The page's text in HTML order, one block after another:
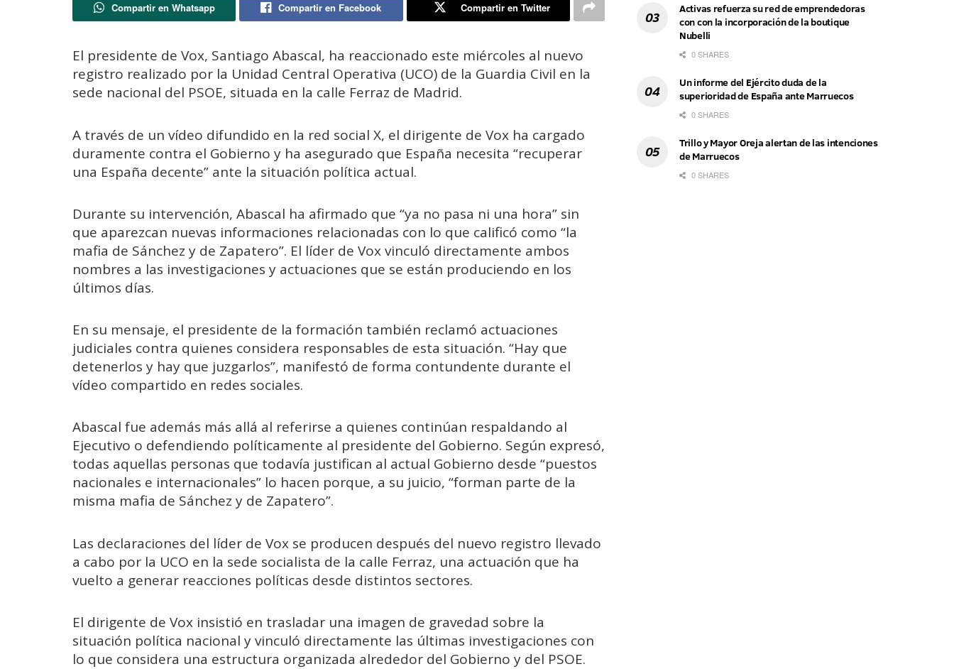
Compartir en Whatsapp Compartir en Facebook Compartir en Twitter
El presidente de Vox, Santiago Abascal, ha reaccionado este miércoles al nuevo
registro realizado por la Unidad Central Operativa (UCO) de la Guardia Civil en la
sede nacional del PSOE, situada en la calle Ferraz de Madrid.
A través de un vídeo difundido en la red social X, el dirigente de Vox ha cargado
duramente contra el Gobierno y ha asegurado que España necesita “recuperar
una España decente” ante la situación política actual.
Durante su intervención, Abascal ha afirmado que “ya no pasa ni una hora” sin
que aparezcan nuevas informaciones relacionadas con lo que calificó como “la
mafia de Sánchez y de Zapatero”. El líder de Vox vinculó directamente ambos
nombres a las investigaciones y actuaciones que se están produciendo en los
últimos días.
En su mensaje, el presidente de la formación también reclamó actuaciones
judiciales contra quienes considera responsables de esta situación. “Hay que
detenerlos y hay que juzgarlos”, manifestó de forma contundente durante el
vídeo compartido en redes sociales.
Abascal fue además más allá al referirse a quienes continúan respaldando al
Ejecutivo o defendiendo políticamente al presidente del Gobierno. Según expresó,
todas aquellas personas que todavía justifican al actual Gobierno desde “puestos
nacionales e internacionales” lo hacen porque, a su juicio, “forman parte de la
misma mafia de Sánchez y de Zapatero”.
Las declaraciones del líder de Vox se producen después del nuevo registro llevado
a cabo por la UCO en la sede socialista de la calle Ferraz, una actuación que ha
vuelto a generar reacciones políticas desde distintos sectores.
El dirigente de Vox insistió en trasladar una imagen de gravedad sobre la
situación política nacional y vinculó directamente las últimas investigaciones con
lo que considera una estructura organizada alrededor del Gobierno y del PSOE.
Activas refuerza su red de emprendedoras
con con la incorporación de la boutique
Nubelli
0 SHARES
Un informe del Ejército duda de la
superioridad de España ante Marruecos
0 SHARES
Trillo y Mayor Oreja alertan de las intenciones
de Marruecos
0 SHARES